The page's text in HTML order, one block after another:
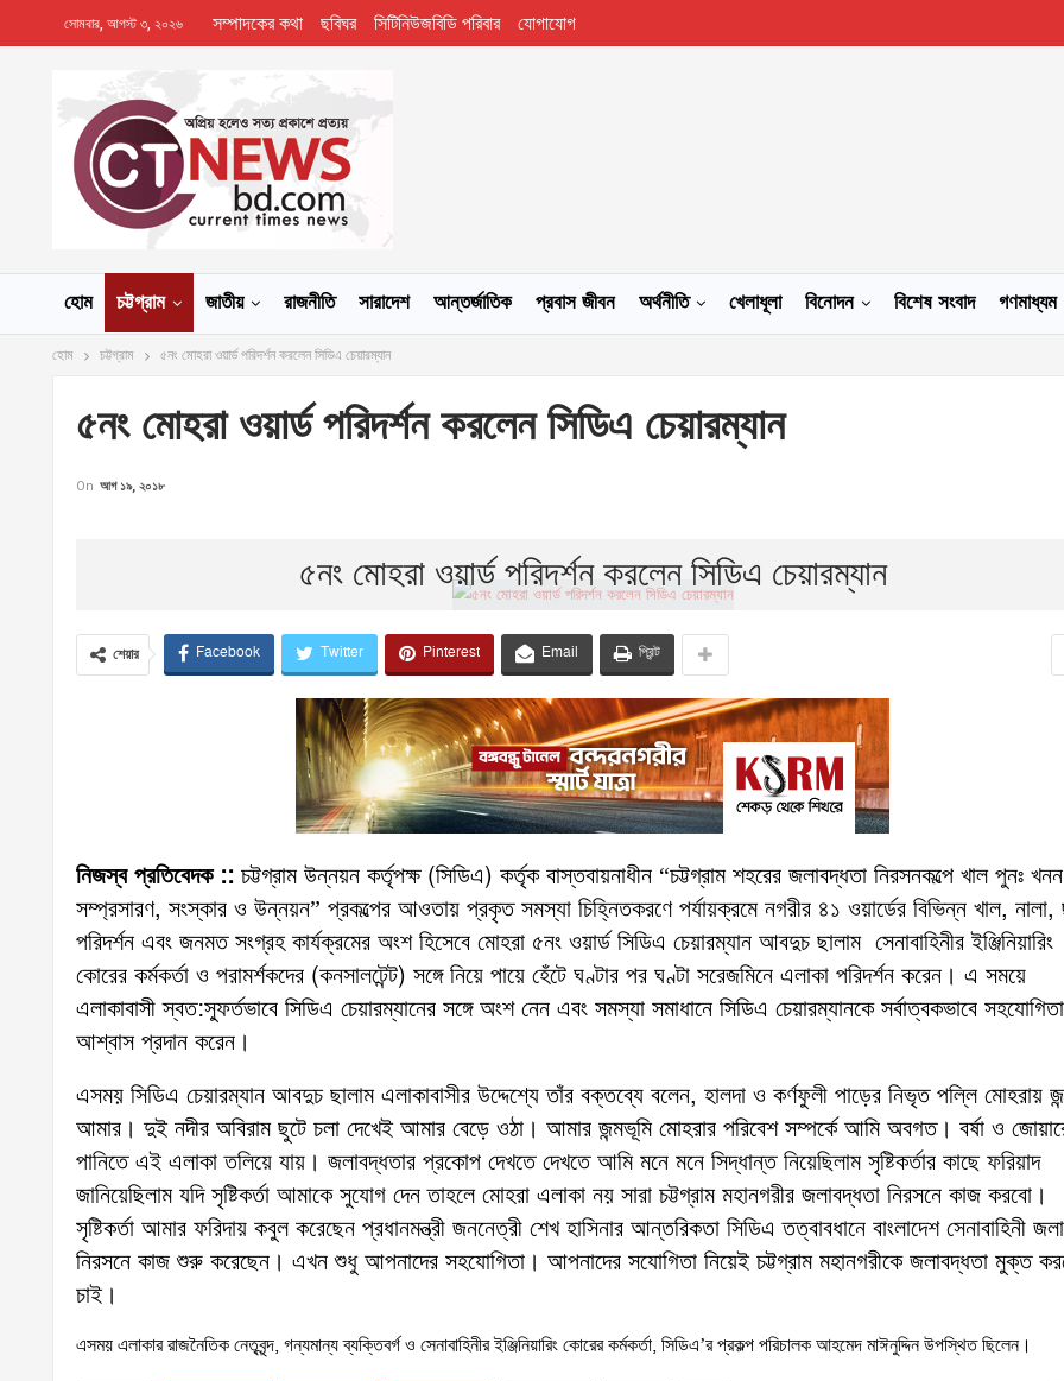
সোমবার, আগস্ট ৩, ২০২৬ সম্পাদকের কথা ছবিঘর সিটিনিউজবিডি পরিবার যোগাযোগ
হোম চট্টগ্রাম জাতীয় রাজনীতি সারাদেশ আন্তর্জাতিক প্রবাস জীবন অর্থনীতি খেলাধূলা বিনোদন বিশেষ সংবাদ গণমাধ্যম
হোম চট্টগ্রাম ৫নং মোহরা ওয়ার্ড পরিদর্শন করলেন সিডিএ চেয়ারম্যান
৫নং মোহরা ওয়ার্ড পরিদর্শন করলেন সিডিএ চেয়ারম্যান
On আগ ১৯, ২০১৮
৫নং মোহরা ওয়ার্ড পরিদর্শন করলেন সিডিএ চেয়ারম্যান
শেয়ার Facebook Twitter Pinterest Email প্রিন্ট
নিজস্ব প্রতিবেদক :: চট্টগ্রাম উন্নয়ন কর্তৃপক্ষ (সিডিএ) কর্তৃক বাস্তবায়নাধীন “চট্টগ্রাম শহরের জলাবদ্ধতা নিরসনকল্পে খাল পুনঃ
সম্প্রসারণ, সংস্কার ও উন্নয়ন” প্রকল্পের আওতায় প্রকৃত সমস্যা চিহ্নিতকরণে পর্যায়ক্রমে নগরীর ৪১ ওয়ার্ডের বিভিন্ন খাল, নালা,
পরিদর্শন এবং জনমত সংগ্রহ কার্যক্রমের অংশ হিসেবে মোহরা ৫নং ওয়ার্ড সিডিএ চেয়ারম্যান আবদুচ ছালাম সেনাবাহিনীর ইঞ্জিনিয়ারিং
কোরের কর্মকর্তা ও পরামর্শকদের (কনসালটেন্ট) সঙ্গে নিয়ে পায়ে হেঁটে ঘণ্টার পর ঘণ্টা সরেজমিনে এলাকা পরিদর্শন করেন। এ সময়ে
এলাকাবাসী স্বত:স্ফুর্তভাবে সিডিএ চেয়ারম্যানের সঙ্গে অংশ নেন এবং সমস্যা সমাধানে সিডিএ চেয়ারম্যানকে সর্বাত্বকভাবে
আশ্বাস প্রদান করেন।
এসময় সিডিএ চেয়ারম্যান আবদুচ ছালাম এলাকাবাসীর উদ্দেশ্যে তাঁর বক্তব্যে বলেন, হালদা ও কর্ণফুলী পাড়ের নিভৃত পল্লি মোহরায়
আমার। দুই নদীর অবিরাম ছুটে চলা দেখেই আমার বেড়ে ওঠা। আমার জন্মভূমি মোহরার পরিবেশ সম্পর্কে আমি অবগত। বর্ষা ও
পানিতে এই এলাকা তলিয়ে যায়। জলাবদ্ধতার প্রকোপ দেখতে দেখতে আমি মনে মনে সিদ্ধান্ত নিয়েছিলাম সৃষ্টিকর্তার কাছে ফরিয়াদ
জানিয়েছিলাম যদি সৃষ্টিকর্তা আমাকে সুযোগ দেন তাহলে মোহরা এলাকা নয় সারা চট্টগ্রাম মহানগরীর জলাবদ্ধতা নিরসনে কাজ করবো।
সৃষ্টিকর্তা আমার ফরিদায় কবুল করেছেন প্রধানমন্ত্রী জননেত্রী শেখ হাসিনার আন্তরিকতা সিডিএ তত্বাবধানে বাংলাদেশ সেনাবাহিনী
নিরসনে কাজ শুরু করেছেন। এখন শুধু আপনাদের সহযোগিতা। আপনাদের সযোগিতা নিয়েই চট্টগ্রাম মহানগরীকে জলাবদ্ধতা মুক্ত
চাই।
এসময় এলাকার রাজনৈতিক নেতৃবৃন্দ, গন্যমান্য ব্যক্তিবর্গ ও সেনাবাহিনীর ইঞ্জিনিয়ারিং কোরের কর্মকর্তা, সিডিএ’র প্রকল্প পরিচালক আহমেদ মাঈনুদ্দিন উপস্থিত ছিলেন।